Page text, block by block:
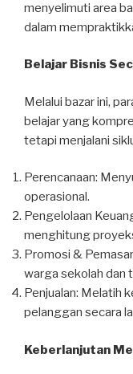
menyelimuti area
dalam
Belajar Bisnis
Melalui bazar ini,
belajar yang
tetapi menjalani
Perencanaan:
operasional.
Pengelolaan
menghitung
Promosi &
warga sekolah dan
Penjualan: Melatih
pelanggan secara
Keberlanjutan